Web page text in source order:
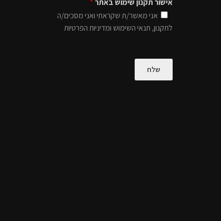
אישור תקנון שימוש באתר *
אני מאשר/ת שקראתי ואני מסכים/ה
לתקנון, תנאי השימוש ומדיניות הפרטיות
שלח